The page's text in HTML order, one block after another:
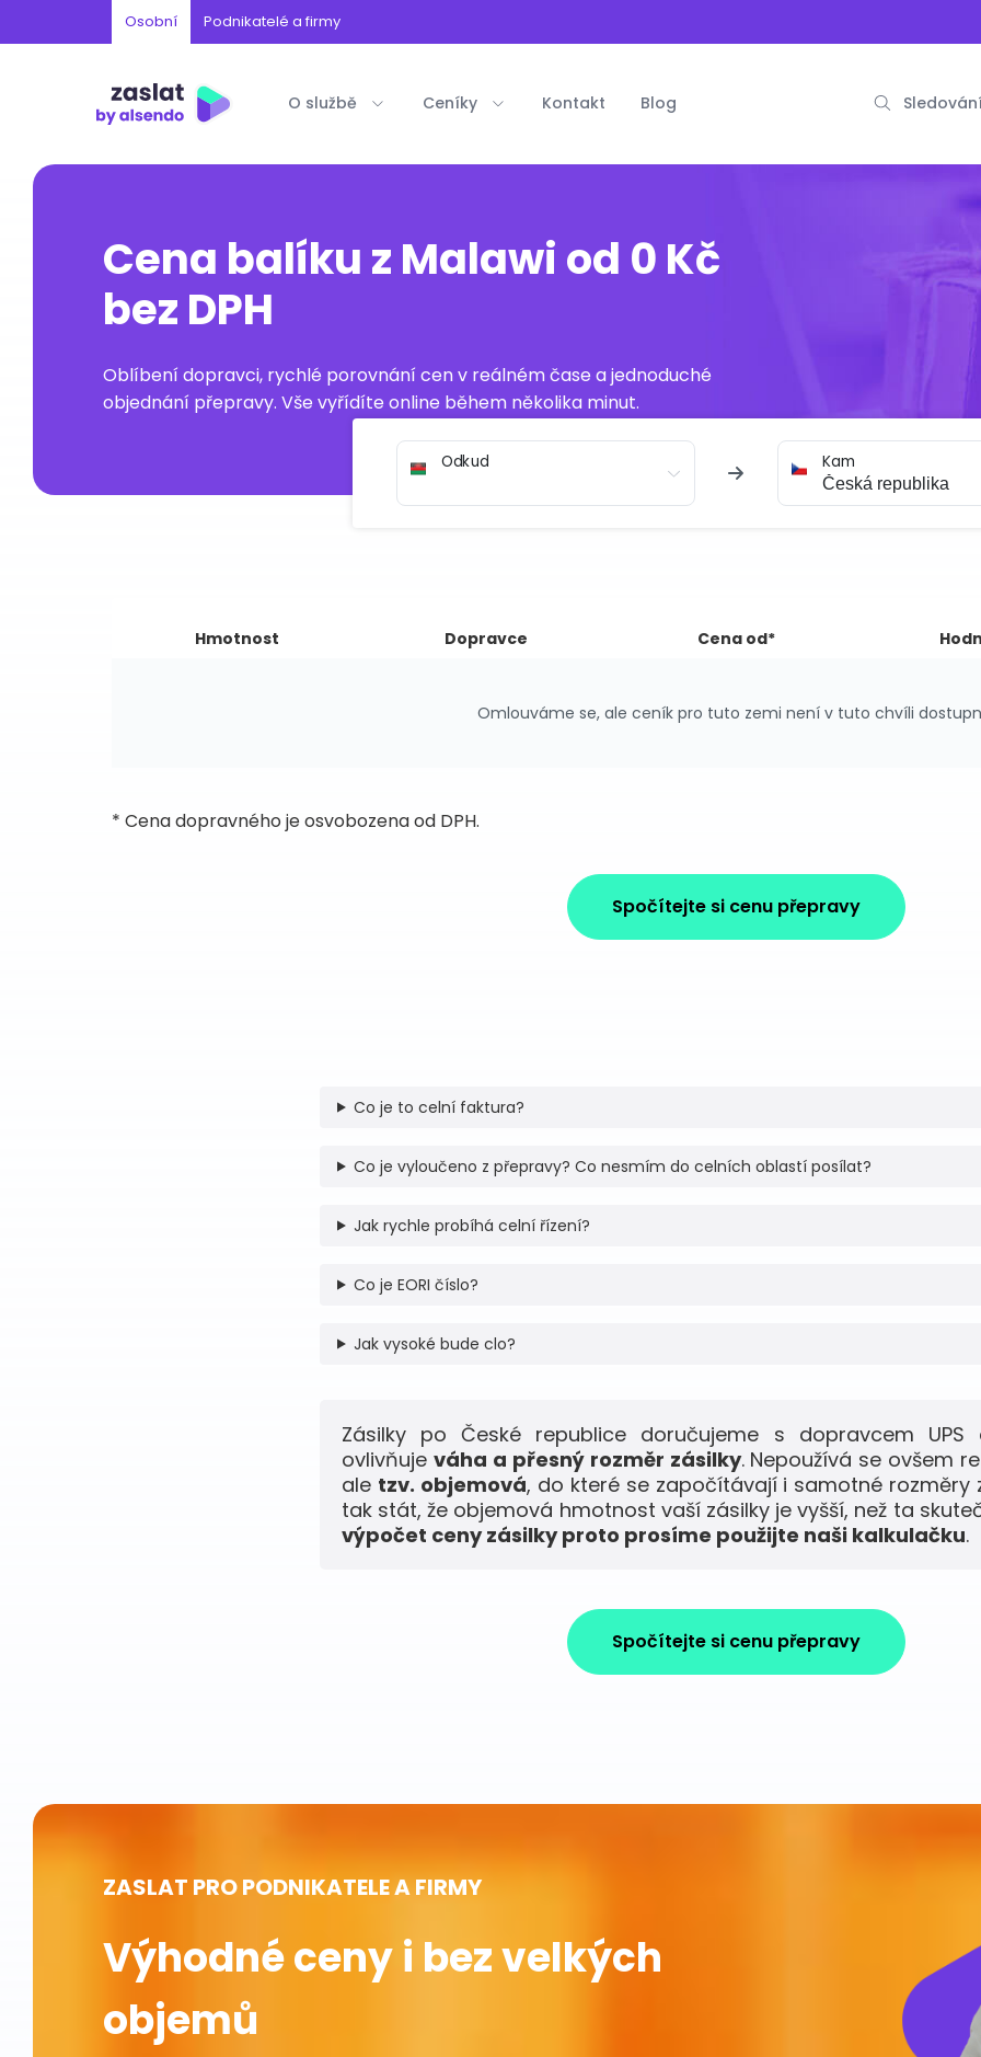
Osobní Podnikatelé a firmy
O službě Ceníky Kontakt Blog
Cena balíku z Malawi od 0 Kč
bez DPH
Oblíbení dopravci, rychlé porovnání cen v reálném čase a jednoduché
objednání přepravy. Vše vyřídíte online během několika minut.
Odkud Kam
Hmotnost Dopravce Cena od*
Omlouváme se, ale ceník pro tuto zemi není v tuto chvíli
* Cena dopravného je osvobozena od DPH.
Spočítejte si cenu přepravy
Co je to celní faktura?
Co je vyloučeno z přepravy? Co nesmím do celních oblastí posílat?
Jak rychle probíhá celní řízení?
Co je EORI číslo?
Jak vysoké bude clo?
Zásilky po České republice doručujeme s dopravcem UPS
ovlivňuje váha a přesný rozměr zásilky. Nepoužívá se ovšem
ale tzv. objemová, do které se započítávají i samotné rozměry
tak stát, že objemová hmotnost vaší zásilky je vyšší, než ta
výpočet ceny zásilky proto prosíme použijte naši kalkulačku.
Spočítejte si cenu přepravy
ZASLAT PRO PODNIKATELE A FIRMY
Výhodné ceny i bez velkých
objemů